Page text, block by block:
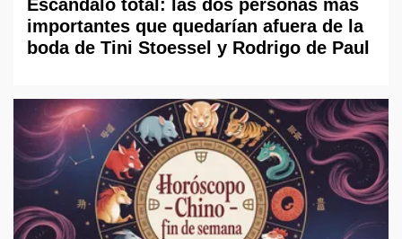
Escándalo total: las dos personas más
importantes que quedarían afuera de la
boda de Tini Stoessel y Rodrigo de Paul